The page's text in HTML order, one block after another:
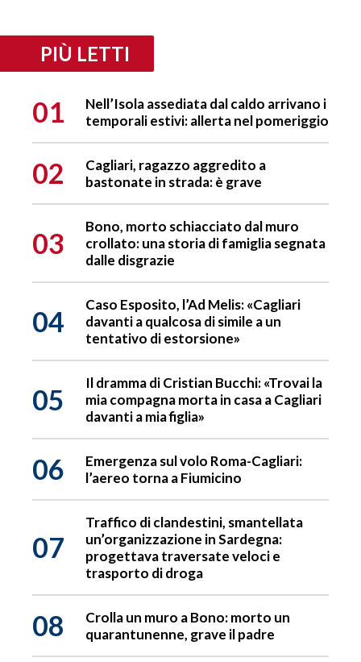
PIÙ LETTI
01
Nell’Isola assediata dal caldo arrivano i
temporali estivi: allerta nel pomeriggio
02
Cagliari, ragazzo aggredito a
bastonate in strada: è grave
03
Bono, morto schiacciato dal muro
crollato: una storia di famiglia segnata
dalle disgrazie
04
Caso Esposito, l’Ad Melis: «Cagliari
davanti a qualcosa di simile a un
tentativo di estorsione»
05
Il dramma di Cristian Bucchi: «Trovai la
mia compagna morta in casa a Cagliari
davanti a mia figlia»
06
Emergenza sul volo Roma-Cagliari:
l’aereo torna a Fiumicino
07
Traffico di clandestini, smantellata
un’organizzazione in Sardegna:
progettava traversate veloci e
trasporto di droga
08
Crolla un muro a Bono: morto un
quarantunenne, grave il padre